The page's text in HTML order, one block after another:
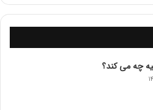
چه می کند؟